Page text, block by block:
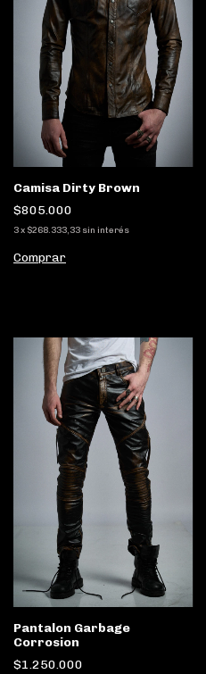
Camisa Dirty Brown
$805.000
3x $268.333,33 sin interés
Comprar
Pantalon Garbage
Corrosion
$1.250.000